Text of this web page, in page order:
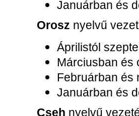
Januárban és
Orosz nyelvű
Áprilistól
Márciusban és
Februárban és
Januárban és
Cseh nyelvű